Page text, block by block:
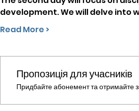
development. We will delve into
Read More >
Пропозиція для учасників
Придбайте абонемент та отримайте